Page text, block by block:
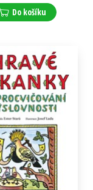
Do košíku